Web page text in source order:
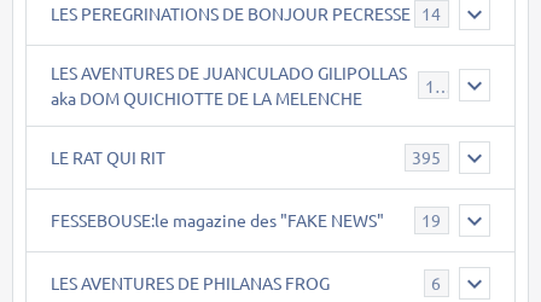
LES PEREGRINATIONS DE BONJOUR PECRESSE 14
LES AVENTURES DE JUANCULADO GILIPOLLAS
aka DOM QUICHIOTTE DE LA MELENCHE
119
LE RAT QUI RIT 395
FESSEBOUSE:le magazine des "FAKE NEWS" 19
LES AVENTURES DE PHILANAS FROG 6